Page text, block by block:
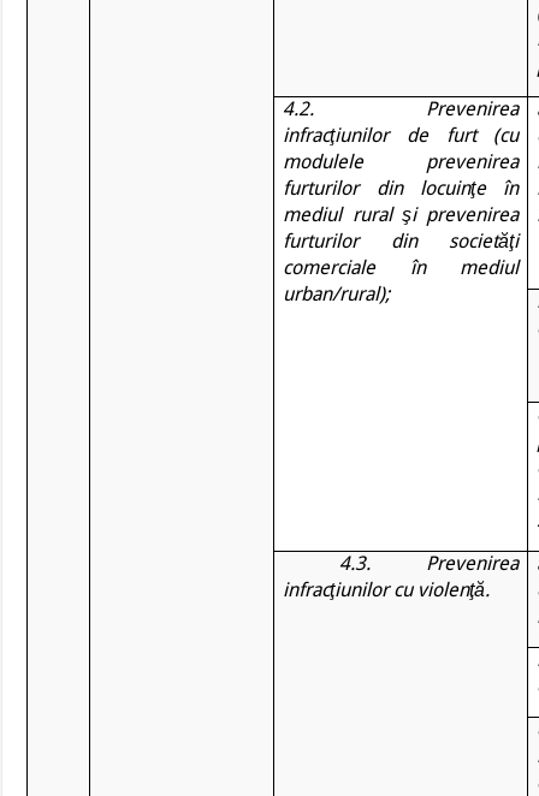
4.2. Prevenirea
infracţiunilor de furt (cu
modulele prevenirea
furturilor din locuinţe în
mediul rural şi prevenirea
furturilor din societăţi
comerciale în mediul
urban/rural);
4.3. Prevenirea
infracţiunilor cu violenţă.